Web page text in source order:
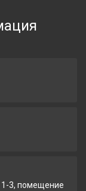
1-3, помещение